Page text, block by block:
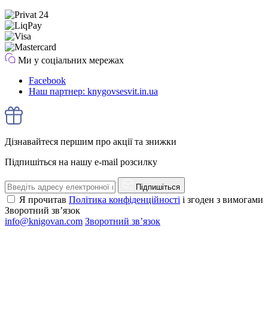
Ми у соціальних мережах
Facebook
Наш партнер: knygovsesvit.in.ua
Дізнавайтеся першим про акції та знижки
Підпишіться на нашу e-mail розсилку
Підпишіться
Я прочитав Політика конфіденційності і згоден з вимогами
Зворотний зв’язок
info@knigovan.com Зворотний зв’язок